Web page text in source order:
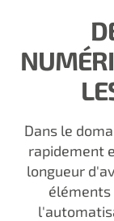
Dans le
rapidement
longueur